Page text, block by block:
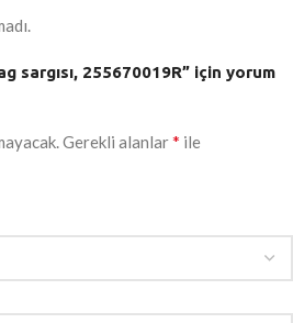
sargısı, 255670019R” için yorum
Gerekli alanlar* ile